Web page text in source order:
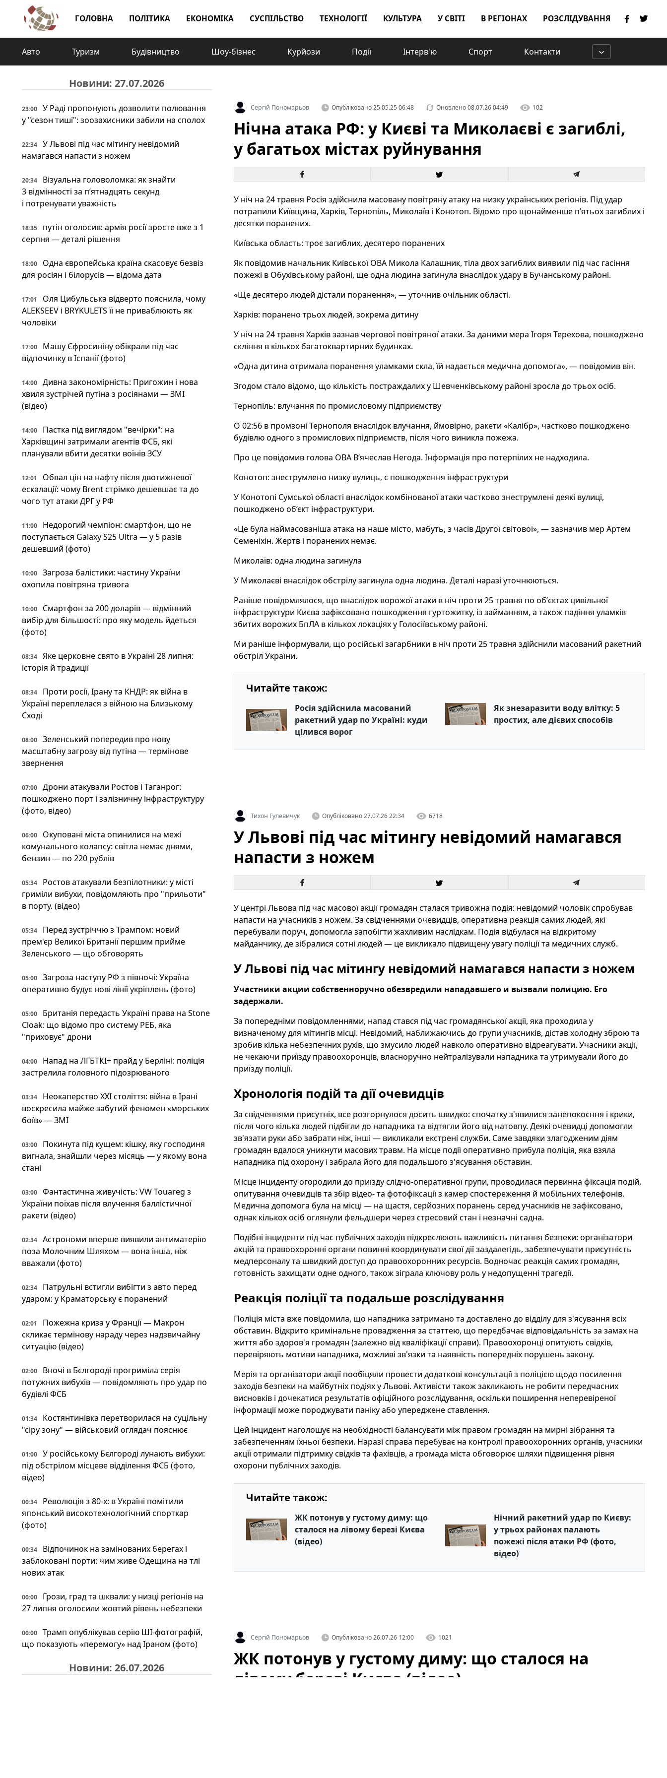
ГОЛОВНА ПОЛІТИКА ЕКОНОМІКА СУСПІЛЬСТВО ТЕХНОЛОГІЇ КУЛЬТУРА У СВІТІ В РЕГІОНАХ РОЗСЛІДУВАННЯ
Авто Туризм Будівництво Шоу-бізнес Курйози Події Інтерв'ю Спорт Контакти
Новини: 27.07.2026
23:00
У Раді пропонують дозволити полювання
у "сезон тиші": зоозахисники забили на сполох
22:34
У Львові під час мітингу невідомий
намагався напасти з ножем
20:34
Візуальна головоломка: як знайти
3 відмінності за п’ятнадцять секунд
і потренувати уважність
18:35
путін оголосив: армія росії зросте вже з 1
серпня — деталі рішення
18:00
Одна європейська країна скасовує безвіз
для росіян і білорусів — відома дата
17:01
Оля Цибульська відверто пояснила, чому
ALEKSEEV і BRYKULETS її не приваблюють як
чоловіки
17:00
Машу Єфросиніну обікрали під час
відпочинку в Іспанії (фото)
14:00
Дивна закономірність: Пригожин і нова
хвиля зустрічей путіна з росіянами — ЗМІ
(відео)
14:00
Пастка під виглядом "вечірки": на
Харківщині затримали агентів ФСБ, які
планували вбити десятки воїнів ЗСУ
12:01
Обвал цін на нафту після двотижневої
ескалації: чому Brent стрімко дешевшає та до
чого тут атаки ДРГ у РФ
11:00
Недорогий чемпіон: смартфон, що не
поступається Galaxy S25 Ultra — у 5 разів
дешевший (фото)
10:00
Загроза балістики: частину України
охопила повітряна тривога
10:00
Смартфон за 200 доларів — відмінний
вибір для більшості: про яку модель йдеться
(фото)
08:34
Яке церковне свято в Україні 28 липня:
історія й традиції
08:34
Проти росії, Ірану та КНДР: як війна в
Україні переплелася з війною на Близькому
Сході
08:00
Зеленський попередив про нову
масштабну загрозу від путіна — термінове
звернення
07:00
Дрони атакували Ростов і Таганрог:
пошкоджено порт і залізничну інфраструктуру
(фото, відео)
06:00
Окуповані міста опинилися на межі
комунального колапсу: світла немає днями,
бензин — по 220 рублів
05:34
Ростов атакували безпілотники: у місті
гриміли вибухи, повідомляють про "прильоти"
в порту. (відео)
05:34
Перед зустріччю з Трампом: новий
прем'єр Великої Британії першим прийме
Зеленського — що обговорять
05:00
Загроза наступу РФ з півночі: Україна
оперативно будує нові лінії укріплень (фото)
05:00
Британія передасть Україні права на Stone
Cloak: що відомо про систему РЕБ, яка
"приховує" дрони
04:00
Напад на ЛГБТКІ+ прайд у Берліні: поліція
застрелила головного підозрюваного
03:34
Неокаперство XXI століття: війна в Ірані
воскресила майже забутий феномен «морських
боїв» — ЗМІ
03:00
Покинута під кущем: кішку, яку господиня
вигнала, знайшли через місяць — у якому вона
стані
03:00
Фантастична живучість: VW Touareg з
України поїхав після влучення баллістичної
ракети (відео)
02:34
Астрономи вперше виявили антиматерію
поза Молочним Шляхом — вона інша, ніж
вважали (фото)
02:34
Патрульні встигли вибігти з авто перед
ударом: у Краматорську є поранений
02:01
Пожежна криза у Франції — Макрон
скликає термінову нараду через надзвичайну
ситуацію (відео)
02:00
Вночі в Бєлгороді прогриміла серія
потужних вибухів — повідомляють про удар по
будівлі ФСБ
01:34
Костянтинівка перетворилася на суцільну
"сіру зону" — військовий оглядач пояснює
01:00
У російському Бєлгороді лунають вибухи:
під обстрілом місцеве відділення ФСБ (фото,
відео)
00:34
Революція з 80-х: в Україні помітили
японський високотехнологічний спорткар
(фото)
00:34
Відпочинок на замінованих берегах і
заблоковані порти: чим живе Одещина на тлі
нових атак
00:00
Грози, град та шквали: у низці регіонів на
27 липня оголосили жовтий рівень небезпеки
00:00
Трамп опублікував серію ШІ-фотографій,
що показують «перемогу» над Іраном (фото)
Новини: 26.07.2026
Сергій Пономарьов Опубліковано25.05.25 06:48 Оновлено08.07.26 04:49 102
Нічна атака РФ: у Києві та Миколаєві є загиблі,
у багатьох містах руйнування
У ніч на 24 травня Росія здійснила масовану повітряну атаку на низку українських регіонів. Під удар
потрапили Київщина, Харків, Тернопіль, Миколаїв і Конотоп. Відомо про щонайменше п’ятьох загиблих і
десятки поранених.
Київська область: троє загиблих, десятеро поранених
Як повідомив начальник Київської ОВА Микола Калашник, тіла двох загиблих виявили під час гасіння
пожежі в Обухівському районі, ще одна людина загинула внаслідок удару в Бучанському районі.
«Ще десятеро людей дістали поранення», — уточнив очільник області.
Харків: поранено трьох людей, зокрема дитину
У ніч на 24 травня Харків зазнав чергової повітряної атаки. За даними мера Ігоря Терехова, пошкоджено
скління в кількох багатоквартирних будинках.
«Одна дитина отримала поранення уламками скла, їй надається медична допомога», — повідомив він.
Згодом стало відомо, що кількість постраждалих у Шевченківському районі зросла до трьох осіб.
Тернопіль: влучання по промисловому підприємству
О 02:56 в промзоні Тернополя внаслідок влучання, ймовірно, ракети «Калібр», частково пошкоджено
будівлю одного з промислових підприємств, після чого виникла пожежа.
Про це повідомив голова ОВА В’ячеслав Негода. Інформація про потерпілих не надходила.
Конотоп: знеструмлено низку вулиць, є пошкодження інфраструктури
У Конотопі Сумської області внаслідок комбінованої атаки частково знеструмлені деякі вулиці,
пошкоджено об’єкт інфраструктури.
«Це була наймасованіша атака на наше місто, мабуть, з часів Другої світової», — зазначив мер Артем
Семеніхін. Жертв і поранених немає.
Миколаїв: одна людина загинула
У Миколаєві внаслідок обстрілу загинула одна людина. Деталі наразі уточнюються.
Раніше повідомлялося, що внаслідок ворожої атаки в ніч проти 25 травня по обʼєктах цивільної
інфраструктури Києва зафіксовано пошкодження гуртожитку, із займанням, а також падіння уламків
збитих ворожих БпЛА в кількох локаціях у Голосіївському районі.
Ми раніше інформували, що російські загарбники в ніч проти 25 травня здійснили масований ракетний
обстріл України.
Читайте також:
Росія здійснила масований
ракетний удар по Україні: куди
цілився ворог
Як знезаразити воду влітку: 5
простих, але дієвих способів
Тихон Гулевичук Опубліковано27.07.26 22:34 6718
У Львові під час мітингу невідомий намагався
напасти з ножем
У центрі Львова під час масової акції громадян сталася тривожна подія: невідомий чоловік спробував
напасти на учасників з ножем. За свідченнями очевидців, оперативна реакція самих людей, які
перебували поруч, допомогла запобігти жахливим наслідкам. Подія відбулася на відкритому
майданчику, де зібралися сотні людей — це викликало підвищену увагу поліції та медичних служб.
У Львові під час мітингу невідомий намагався напасти з ножем
Участники акции собственноручно обезвредили нападавшего и вызвали полицию. Его
задержали.
За попередніми повідомленнями, напад стався під час громадянської акції, яка проходила у
визначеному для мітингів місці. Невідомий, наближаючись до групи учасників, дістав холодну зброю та
зробив кілька небезпечних рухів, що змусило людей навколо оперативно відреагувати. Учасники акції,
не чекаючи приїзду правоохоронців, власноручно нейтралізували нападника та утримували його до
приїзду поліції.
Хронологія подій та дії очевидців
За свідченнями присутніх, все розгорнулося досить швидко: спочатку з'явилися занепокоєння і крики,
після чого кілька людей підбігли до нападника та відтягли його від натовпу. Деякі очевидці допомогли
зв'язати руки або забрати ніж, інші — викликали екстрені служби. Саме завдяки злагодженим діям
громадян вдалося уникнути масових травм. На місце події оперативно прибула поліція, яка взяла
нападника під охорону і забрала його для подальшого з'ясування обставин.
Місце інциденту огородили до приїзду слідчо-оперативної групи, проводилася первинна фіксація подій,
опитування очевидців та збір відео- та фотофіксації з камер спостереження й мобільних телефонів.
Медична допомога була на місці — на щастя, серйозних поранень серед учасників не зафіксовано,
однак кількох осіб оглянули фельдшери через стресовий стан і незначні садна.
Подібні інциденти під час публічних заходів підкреслюють важливість питання безпеки: організатори
акцій та правоохоронні органи повинні координувати свої дії заздалегідь, забезпечувати присутність
медперсоналу та швидкий доступ до правоохоронних ресурсів. Водночас реакція самих громадян,
готовність захищати одне одного, також зіграла ключову роль у недопущенні трагедії.
Реакція поліції та подальше розслідування
Поліція міста вже повідомила, що нападника затримано та доставлено до відділу для з'ясування всіх
обставин. Відкрито кримінальне провадження за статтею, що передбачає відповідальність за замах на
життя або здоров'я громадян (залежно від кваліфікації справи). Правоохоронці опитують свідків,
перевіряють мотиви нападника, можливі зв'язки та наявність попередніх порушень закону.
Мерія та організатори акції пообіцяли провести додаткові консультації з поліцією щодо посилення
заходів безпеки на майбутніх подіях у Львові. Активісти також закликають не робити передчасних
висновків і дочекатися результатів офіційного розслідування, оскільки поширення неперевіреної
інформації може породжувати паніку або упереджене ставлення.
Цей інцидент наголошує на необхідності балансувати між правом громадян на мирні зібрання та
забезпеченням їхньої безпеки. Наразі справа перебуває на контролі правоохоронних органів, учасники
акції отримали підтримку свідків та фахівців, а громада міста обговорює шляхи підвищення рівня
охорони публічних заходів.
Читайте також:
ЖК потонув у густому диму: що
сталося на лівому березі Києва
(відео)
Нічний ракетний удар по Києву:
у трьох районах палають
пожежі після атаки РФ (фото,
відео)
Сергій Пономарьов Опубліковано26.07.26 12:00 1021
ЖК потонув у густому диму: що сталося на
лівому березі Києва (відео)